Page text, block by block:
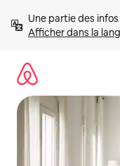
directement
Afficher dans la